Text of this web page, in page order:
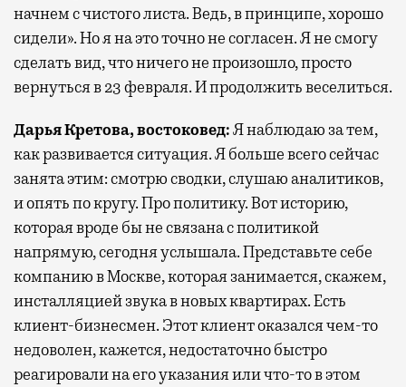
начнем с чистого листа. Ведь, в принципе, хорошо
сидели». Но я на это точно не согласен. Я не смогу
сделать вид, что ничего не произошло, просто
вернуться в 23 февраля. И продолжить веселиться.
Дарья Кретова, востоковед:Я наблюдаю за тем,
как развивается ситуация. Я больше всего сейчас
занята этим: смотрю сводки, слушаю аналитиков,
и опять по кругу. Про политику. Вот историю,
которая вроде бы не связана с политикой
напрямую, сегодня услышала. Представьте себе
компанию в Москве, которая занимается, скажем,
инсталляцией звука в новых квартирах. Есть
клиент-бизнесмен. Этот клиент оказался чем-то
недоволен, кажется, недостаточно быстро
реагировали на его указания или что-то в этом